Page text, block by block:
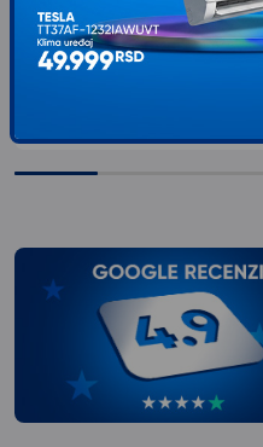
40kg/Tilt:±15° /750 - 900mm
tip: Nosač...
3.54900RSD